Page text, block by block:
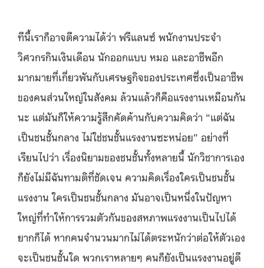
ทีนี้เราก็อาจตีความได้ว่า ฟรีแลนซ์ พนักงานประจำ
วิศวกรกินเงินเดือน นักออกแบบ หมอ และอาชีพอีก
มากมายที่เกี่ยวพันกับเศรษฐกิจของประเทศซึ่งเป็นอาชีพ
ของคนส่วนใหญ่ในสังคม ล้วนแล้วก็คือแรงงานเหมือนกัน
นะ แต่มันก็ให้ความรู้สึกคัดค้านกับความคิดว่า “แต่ฉัน
เป็นชนชั้นกลาง ไม่ใช่ชนชั้นแรงงานซะหน่อย” อย่างที่
เรียนไปว่า เรื่องนิยามของชนชั้นทั้งหลายนี้ นักวิชาการเอง
ก็ยังไม่มีฉันทามติที่ชัดเจน ความคิดเรื่องใครเป็นชนชั้น
แรงงาน ใครเป็นชนชั้นกลาง มันอาจเป็นหนึ่งในปัญหา
ใหญ่ที่ทำให้การรวมตัวกันของสหภาพแรงงานเป็นไปได้
ยากก็ได้ หากคนจำนวนมากไม่ได้ตระหนักว่าต่อให้ตัวเอง
จะเป็นชนชั้นใด พวกเราหลายๆ คนก็ยังเป็นแรงงานอยู่ดี